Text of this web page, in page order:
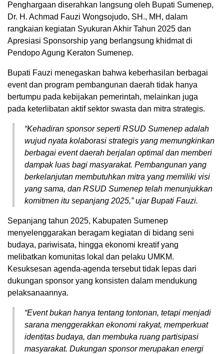
Penghargaan diserahkan langsung oleh Bupati Sumenep,
Dr. H. Achmad Fauzi Wongsojudo, SH., MH, dalam
rangkaian kegiatan Syukuran Akhir Tahun 2025 dan
Apresiasi Sponsorship yang berlangsung khidmat di
Pendopo Agung Keraton Sumenep.
Bupati Fauzi menegaskan bahwa keberhasilan berbagai
event dan program pembangunan daerah tidak hanya
bertumpu pada kebijakan pemerintah, melainkan juga
pada keterlibatan aktif sektor swasta dan mitra strategis.
“Kehadiran sponsor seperti RSUD Sumenep adalah
wujud nyata kolaborasi strategis yang memungkinkan
berbagai event daerah berjalan optimal dan memberi
dampak luas bagi masyarakat. Pembangunan yang
berkelanjutan membutuhkan mitra yang memiliki visi
yang sama, dan RSUD Sumenep telah menunjukkan
komitmen itu sepanjang 2025,” ujar Bupati Fauzi.
Sepanjang tahun 2025, Kabupaten Sumenep
menyelenggarakan beragam kegiatan di bidang seni
budaya, pariwisata, hingga ekonomi kreatif yang
melibatkan komunitas lokal dan pelaku UMKM.
Kesuksesan agenda-agenda tersebut tidak lepas dari
dukungan sponsor yang konsisten dalam mendukung
pelaksanaannya.
“Event bukan hanya tentang tontonan, tetapi menjadi
sarana menggerakkan ekonomi rakyat, memperkuat
identitas budaya, dan membuka ruang partisipasi
masyarakat. Dukungan sponsor merupakan energi